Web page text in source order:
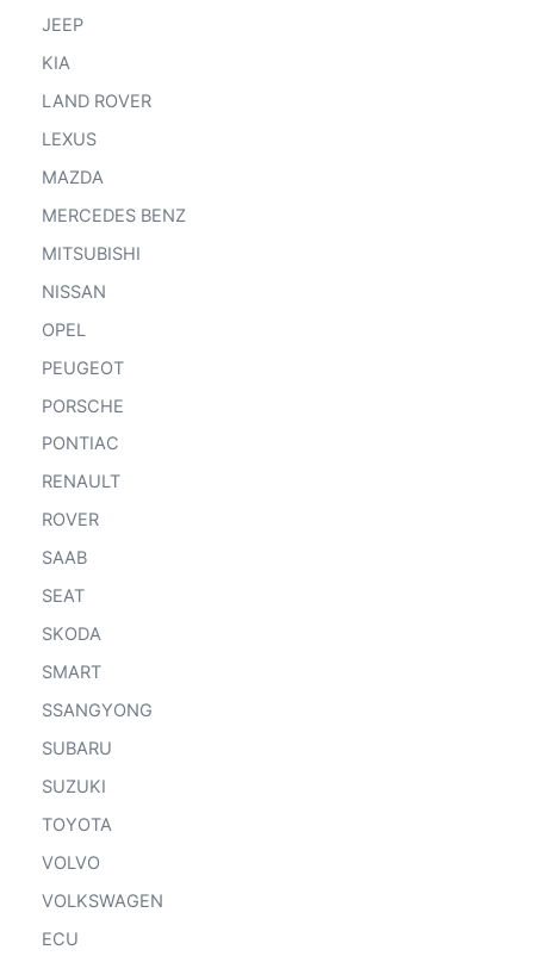
JEEP
KIA
LAND ROVER
LEXUS
MAZDA
MERCEDES BENZ
MITSUBISHI
NISSAN
OPEL
PEUGEOT
PORSCHE
PONTIAC
RENAULT
ROVER
SAAB
SEAT
SKODA
SMART
SSANGYONG
SUBARU
SUZUKI
TOYOTA
VOLVO
VOLKSWAGEN
ECU